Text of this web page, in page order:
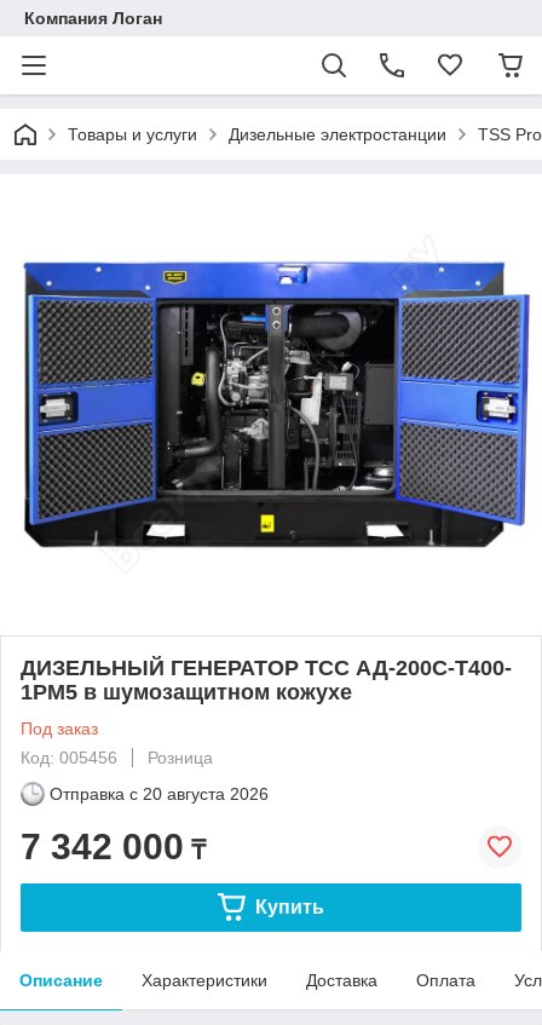
Компания Логан
Товары и услуги Дизельные электростанции TSS
ДИЗЕЛЬНЫЙ ГЕНЕРАТОР ТСС АД-200С-Т400-
1РМ5 в шумозащитном кожухе
Под заказ
Код: 005456
Розница
Отправка с 20 августа 2026
7 342 000 ₸
Купить
Описание Характеристики Доставка Оплата